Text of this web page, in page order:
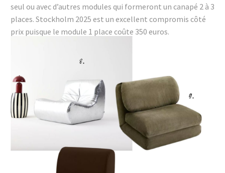
seul ou avec d’autres modules qui formeront un canapé 2 à 3
places. Stockholm 2025 est un excellent compromis côté
prix puisque le module 1 place coûte 350 euros.